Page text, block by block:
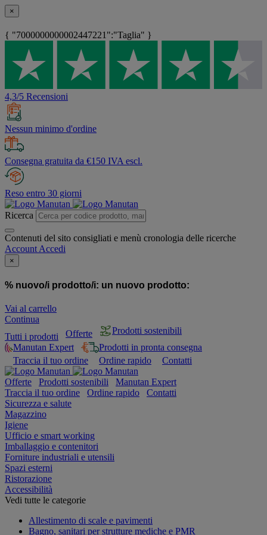
×
{ "7000000000002447221":"Taglia" }
4,3/5 Recensioni
Nessun minimo d'ordine
Consegna gratuita da €150 IVA escl.
Reso entro 30 giorni
Ricerca
Contenuti del sito consigliati e menù cronologia delle ricerche
Account Accedi
×
% nuovo/i prodotto/i: un nuovo prodotto:
Vai al carrello
Continua
Tutti i prodotti
Offerte
Prodotti sostenibili
Manutan Expert
Prodotti in pronta consegna
Traccia il tuo ordine
Ordine rapido Contatti
Offerte Prodotti sostenibili
Manutan Expert
Traccia il tuo ordine
Ordine rapido
Contatti
Sicurezza e salute
Magazzino
Igiene
Ufficio e smart working
Imballaggio e contenitori
Forniture industriali e utensili
Spazi esterni
Ristorazione
Accessibilità
Vedi tutte le categorie
Allestimento di scale e pavimenti
Bagno, sanitari per strutture mediche e PMR